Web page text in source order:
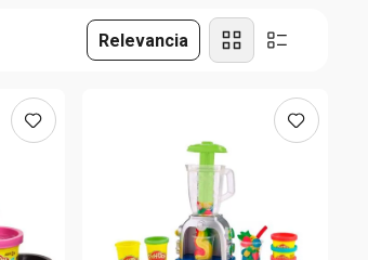
Relevancia